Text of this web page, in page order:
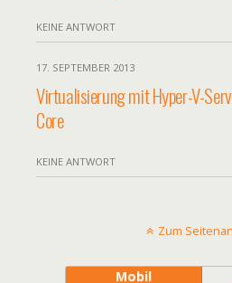
KEINE ANTWORT
17. SEPTEMBER 2013
Virtualisierung mit Hyper-V-
Core
KEINE ANTWORT
Zum
Mobil